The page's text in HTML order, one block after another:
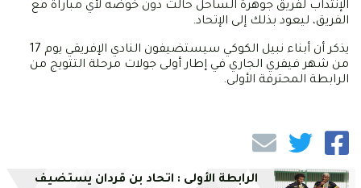
الإنتداب لفريق جوهرة الساحل حالت دون خوضه لأي مباراة مع
الفريق، ليعود بذلك إلى الإتحاد.
يذكر أن أبناء نبيل الكوكي سيستضيفون النادي الإفريقي يوم 17
من شهر فيفري الجاري في إطار أولى جولات مرحلة التتويج من
الرابطة المحترفة الأولى.
الرابطة الأولى : اتحاد بن قردان يستضيف